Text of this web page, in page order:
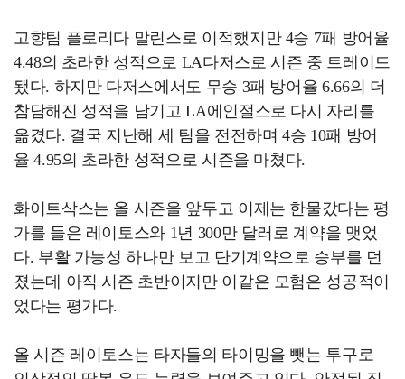
고향팀 플로리다 말린스로 이적했지만 4승 7패 방어율
4.48의 초라한 성적으로 LA다저스로 시즌 중 트레이드
됐다. 하지만 다저스에서도 무승 3패 방어율 6.66의 더
참담해진 성적을 남기고 LA에인절스로 다시 자리를
옮겼다. 결국 지난해 세 팀을 전전하며 4승 10패 방어
율 4.95의 초라한 성적으로 시즌을 마쳤다.
화이트삭스는 올 시즌을 앞두고 이제는 한물갔다는 평
가를 들은 레이토스와 1년 300만 달러로 계약을 맺었
다. 부활 가능성 하나만 보고 단기계약으로 승부를 던
졌는데 아직 시즌 초반이지만 이같은 모험은 성공적이
었다는 평가다.
올 시즌 레이토스는 타자들의 타이밍을 뺏는 투구로